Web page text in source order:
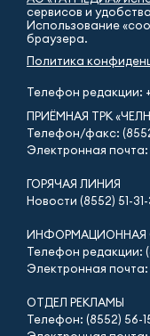
сервисов и
Использование
браузера.
Политика
Телефон редакции:
ПРИЁМНАЯ ТРК
Телефон/факс:
Электронная почта:
ГОРЯЧАЯ ЛИНИЯ
Новости (8552) 51-31-
ИНФОРМАЦИОННАЯ
Телефон редакции:
Электронная почта:
ОТДЕЛ РЕКЛАМЫ
Телефон: (8552) 56-